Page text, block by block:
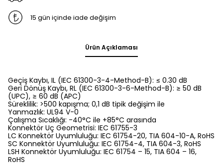
15 gün içinde iade değişim
Ürün Açıklaması
Geçiş Kaybı, IL (IEC 61300-3-4-Method-B): ≤ 0.30 dB
Geri Dönüş Kaybı, RL (IEC 61300-3-6-Method-B): ≥ 50 dB
(UPC), ≥ 60 dB (APC)
Süreklilik: >500 kapışma; 0,1 dB tipik değişim ile
Yanmazlık: UL94 V-0
Çalışma Sıcaklığı: -40°C ile +85°C arasında
Konnektör Uç Geometrisi: IEC 61755-3
LC Konnektör Uyumluluğu: IEC 61754-20, TIA 604-10-A, RoHS
SC Konnektör Uyumluluğu: IEC 61754-4, TIA 604-3, RoHS
LSH Konnektör Uyumluluğu: IEC 61754 – 15, TIA 604 – 16,
RoHS